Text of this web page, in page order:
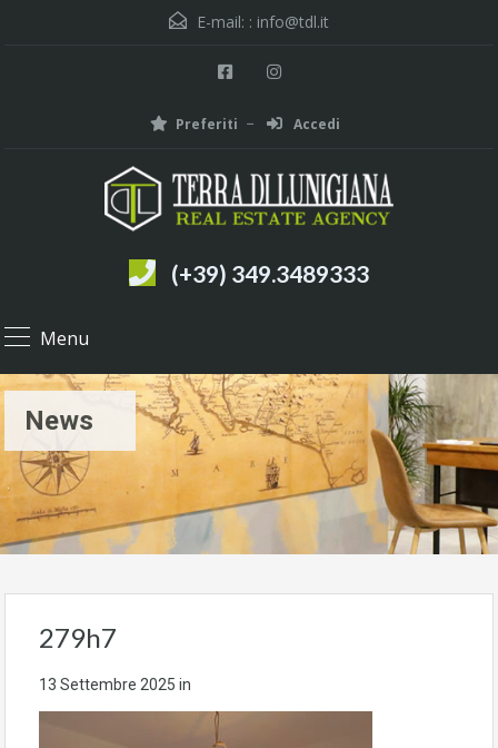
E-mail: : info@tdl.it
Preferiti Accedi
(+39) 349.3489333
Menu
News
279h7
13 Settembre 2025 in